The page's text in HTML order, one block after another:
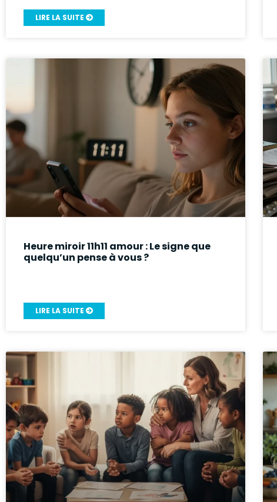
LIRE LA SUITE
Heure miroir 11h11 amour : Le signe que
quelqu’un pense à vous ?
LIRE LA SUITE